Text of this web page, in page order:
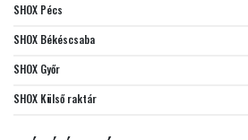
SHOX Pécs
SHOX Békéscsaba
SHOX Győr
SHOX Külső raktár